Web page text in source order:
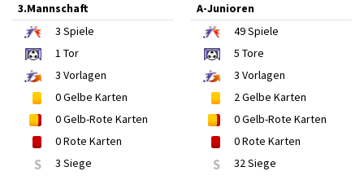
3.Mannschaft
3 Spiele
1 Tor
3 Vorlagen
0Gelbe Karten
0Gelb-Rote Karten
0Rote Karten
S 3 Siege
A-Junioren
49Spiele
5 Tore
3 Vorlagen
2Gelbe Karten
0Gelb-Rote Karten
0Rote Karten
S 32 Siege